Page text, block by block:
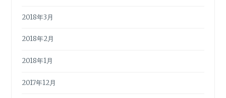
2018年3月
2018年2月
2018年1月
2017年12月